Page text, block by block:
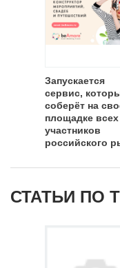
Запускается
сервис,
соберёт на
площадке всех
участников
российского
мероприятий
СТАТЬИ ПО